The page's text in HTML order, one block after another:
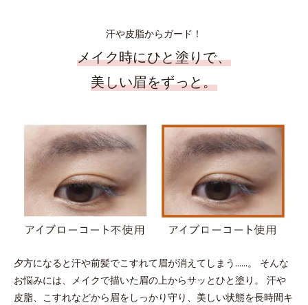
汗や皮脂からガード！
メイク時にひと塗りで、
美しい眉をずっと。
夕方になると汗や前髪でこすれて眉が消えてしまう......。
そんな
お悩みには、メイクで描いた眉の上からサッとひと塗り。
汗や
皮脂、こすれなどから眉をしっかり守り、美しい状態を長時間キ